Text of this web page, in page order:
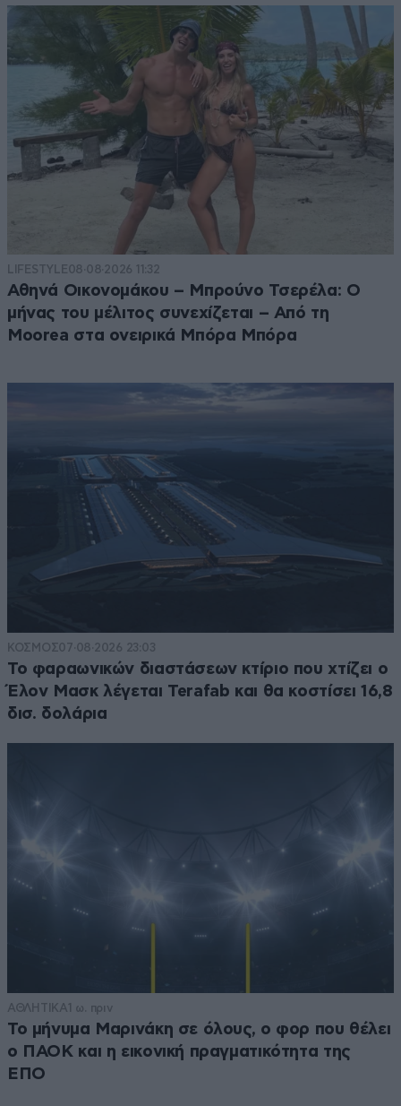
LIFESTYLE08·08·2026 11:32
Αθηνά Οικονομάκου – Μπρούνο Τσερέλα: Ο
μήνας του μέλιτος συνεχίζεται – Από τη
Moorea στα ονειρικά Μπόρα Μπόρα
ΚΟΣΜΟΣ07·08·2026 23:03
Το φαραωνικών διαστάσεων κτίριο που χτίζει ο
Έλον Μασκ λέγεται Terafab και θα κοστίσει 16,8
δισ. δολάρια
ΑΘΛΗΤΙΚΑ1 ω. πριν
Το μήνυμα Μαρινάκη σε όλους, ο φορ που θέλει
ο ΠΑΟΚ και η εικονική πραγματικότητα της
ΕΠΟ